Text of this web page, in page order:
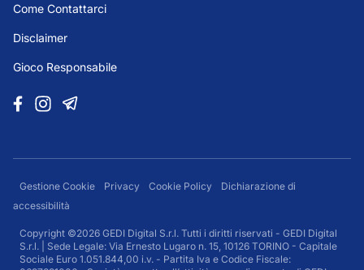
Come Contattarci
Disclaimer
Gioco Responsabile
Gestione Cookie Privacy Cookie Policy
Dichiarazione di
accessibilità
Copyright ©2026 GEDI Digital S.r.l. Tutti i diritti riservati - GEDI Digital
S.r.l. | Sede Legale: Via Ernesto Lugaro n. 15, 10126 TORINO - Capitale
Sociale Euro 1.051.844,00 i.v. - Partita Iva e Codice Fiscale: